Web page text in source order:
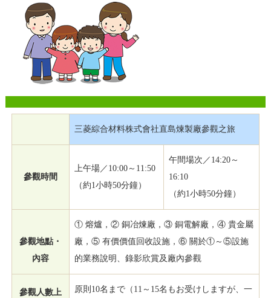
三菱綜合材料株式會社直島煉製廠參觀之旅
參觀時間
上午場／10:00～11:50
（約1小時50分鐘）
午間場次／14:20～
16:10
（約1小時50分鐘）
參觀地點・
內容
① 熔爐，② 銅冶煉廠，③ 銅電解廠，④ 貴金屬
廠，⑤ 有價價值回收設施，⑥ 關於①～⑤設施
的業務說明、錄影欣賞及廠內參觀
參觀人數上
原則10名まで（11～15名もお受けしますが、一